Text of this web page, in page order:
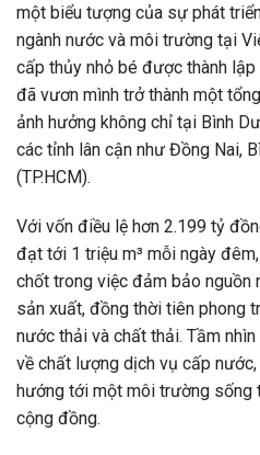
một biểu tượng của sự phát
ngành nước và môi trường tại
cấp thủy nhỏ bé được thành
đã vươn mình trở thành một
ảnh hưởng không chỉ tại Bình
các tỉnh lân cận như Đồng Nai,
(TP.HCM).
Với vốn điều lệ hơn 2.199 tỷ
đạt tới 1 triệu m³ mỗi ngày
chốt trong việc đảm bảo nguồn
sản xuất, đồng thời tiên phong
nước thải và chất thải. Tầm
về chất lượng dịch vụ cấp
hướng tới một môi trường sống
cộng đồng.